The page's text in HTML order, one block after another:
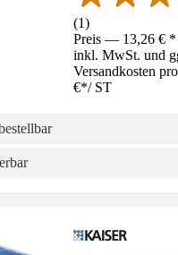
(1)
Preis — 13,26 € *
inkl. MwSt. und
Versandkosten
€*/ ST